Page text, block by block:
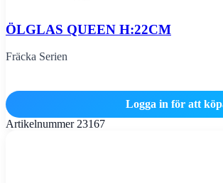
ÖLGLAS QUEEN H:22CM
Fräcka Serien
Logga in för att
Artikelnummer 23167